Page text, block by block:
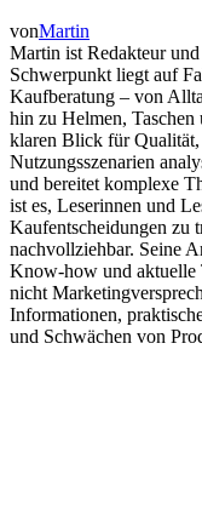
vonMartin
Martin ist Redakteur
Schwerpunkt liegt auf
Kaufberatung – von
hin zu Helmen,
klaren Blick für
Nutzungsszenarien
und bereitet komplexe
ist es, Leserinnen und
Kaufentscheidungen zu
nachvollziehbar. Seine
Know-how und aktuelle
nicht
Informationen,
und Schwächen von